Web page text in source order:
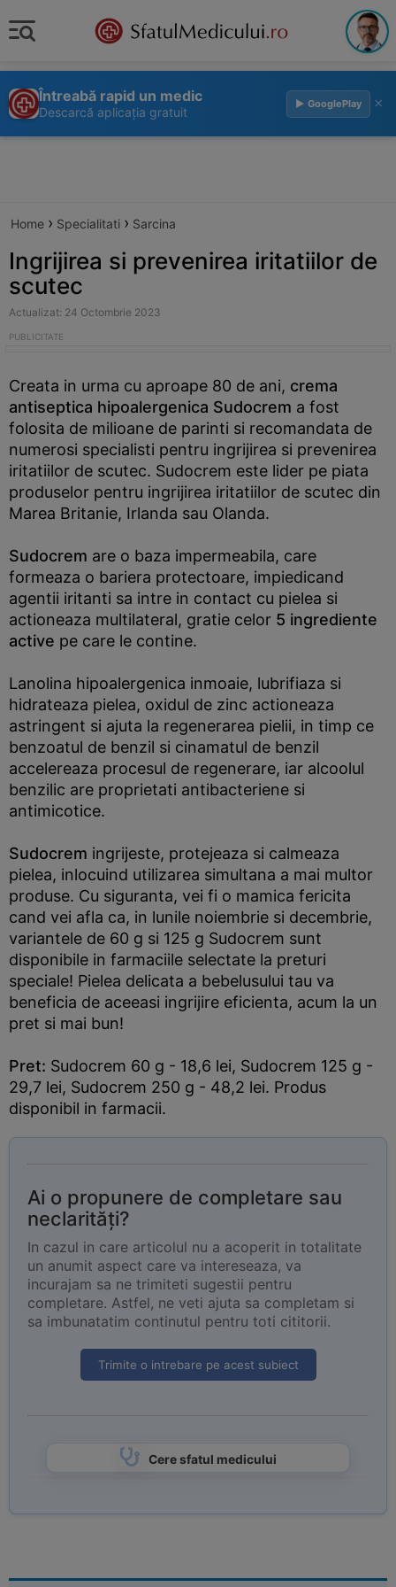
Întreabă rapid un medic
Descarcă aplicația gratuit
▶ GooglePlay ×
Home › Specialitati › Sarcina
Ingrijirea si prevenirea iritatiilor de
scutec
Actualizat: 24 Octombrie 2023
Creata in urma cu aproape 80 de ani, crema
antiseptica hipoalergenica Sudocrem a fost
folosita de milioane de parinti si recomandata de
numerosi specialisti pentru ingrijirea si prevenirea
iritatiilor de scutec. Sudocrem este lider pe piata
produselor pentru ingrijirea iritatiilor de scutec din
Marea Britanie, Irlanda sau Olanda.
Sudocrem are o baza impermeabila, care
formeaza o bariera protectoare, impiedicand
agentii iritanti sa intre in contact cu pielea si
actioneaza multilateral, gratie celor 5 ingrediente
active pe care le contine.
Lanolina hipoalergenica inmoaie, lubrifiaza si
hidrateaza pielea, oxidul de zinc actioneaza
astringent si ajuta la regenerarea pielii, in timp ce
benzoatul de benzil si cinamatul de benzil
accelereaza procesul de regenerare, iar alcoolul
benzilic are proprietati antibacteriene si
antimicotice.
Sudocrem ingrijeste, protejeaza si calmeaza
pielea, inlocuind utilizarea simultana a mai multor
produse. Cu siguranta, vei fi o mamica fericita
cand vei afla ca, in lunile noiembrie si decembrie,
variantele de 60 g si 125 g Sudocrem sunt
disponibile in farmaciile selectate la preturi
speciale! Pielea delicata a bebelusului tau va
beneficia de aceeasi ingrijire eficienta, acum la un
pret si mai bun!
Pret: Sudocrem 60 g - 18,6 lei, Sudocrem 125 g -
29,7 lei, Sudocrem 250 g - 48,2 lei. Produs
disponibil in farmacii.
Ai o propunere de completare sau
neclarități?
In cazul in care articolul nu a acoperit in totalitate
un anumit aspect care va intereseaza, va
incurajam sa ne trimiteti sugestii pentru
completare. Astfel, ne veti ajuta sa completam si
sa imbunatatim continutul pentru toti cititorii.
Trimite o intrebare pe acest subiect
Cere sfatul medicului